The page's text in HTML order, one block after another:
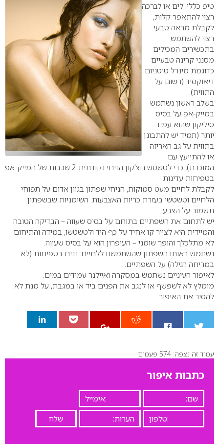
טיפ כללי: לים או לברכה
רצוי להתאפר קלות,
לקבלת מראה טבעי.
רצוי להשתמש
בתכשירים המכילים
מסנני קרינה טבעיים
כדוגמת מינרל טיטניום
דיאוקסיד (רשום על
התווית).
בשלב ראשון נשתמש
במייק-אפ על בסיס
סיליקון שהוא עמיד
יותר (תמיד יש להתבונן
בתווית על גב האריזה
או להתייעץ עם
המוכרת), כדי לטשטש חצ’קון הניחי נקודתית 2 שכבות של המייק-אפ
בטפיחות עדינות.
לקבלת לחיים מעט סמוקות, הניחי שפתון בגוון אדום על תפוחי
הלחיים וטשטשי בעזרת כריות האצבעות. השומניות שבשפתון
תשמור על הצבע.
יש לתחום את השפתיים בתוחם על בסיס שעווה – הבדיקה הטובה
והמיידית היא לצייר קו אחיד על כף היד ולטשטשו, במידה והתיחום
לא מתלכלך והופך שומני – העיפרון הוא על בסיס שעווה.
נשתמש באותו השפתון שהשתמשנו ללחיים. נניח בטפיחות (לא
במריחה רגילה) על השפתיים.
לאיפור העיניים נשתמש במסקרה ואיילנר עמידים במים.
מומלץ לא לשפשף או לנגב את הפנים ביד או במגבת, על מנת לא
להסיר את האיפור.
0
עמוד זה נצפה: 574 פעמים
כתבות איפור